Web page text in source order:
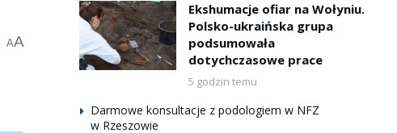
AA
Ekshumacje ofiar na Wołyniu.
Polsko-ukraińska grupa
podsumowała
dotychczasowe prace
5 godzin temu
Darmowe konsultacje z podologiem w NFZ
w Rzeszowie